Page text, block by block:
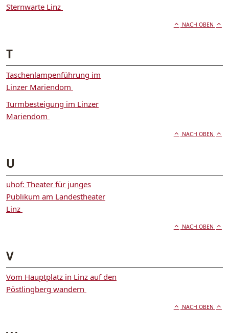
Sternwarte Linz
NACH OBEN
T
Taschenlampenführung im
Linzer Mariendom
Turmbesteigung im Linzer
Mariendom
NACH OBEN
U
uhof: Theater für junges
Publikum am Landestheater
Linz
NACH OBEN
V
Vom Hauptplatz in Linz auf den
Pöstlingberg wandern
NACH OBEN